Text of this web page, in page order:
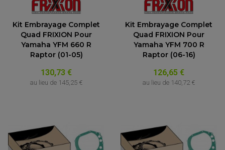
Kit Embrayage Complet
Quad FRIXION Pour
Yamaha YFM 660 R
Raptor (01-05)
130,73 €
au lieu de 145,25 €
Kit Embrayage Complet
Quad FRIXION Pour
Yamaha YFM 700 R
Raptor (06-16)
126,65 €
au lieu de 140,72 €